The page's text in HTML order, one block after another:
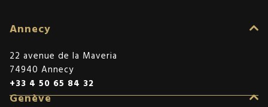
Annecy
22 avenue de la Maveria
74940 Annecy
+33 4 50 65 84 32
Genève